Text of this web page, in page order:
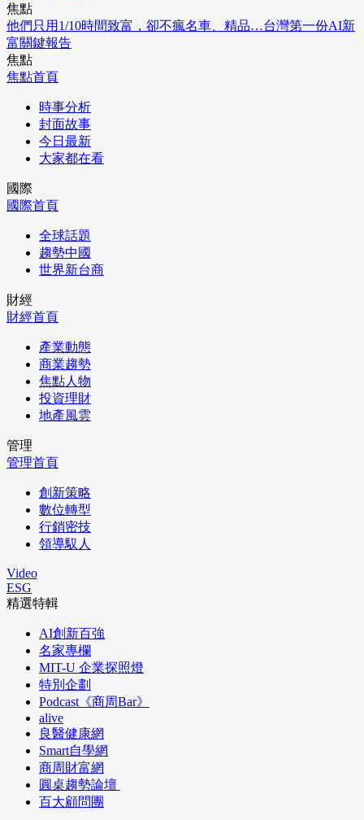
焦點
他們只用1/10時間致富，卻不瘋名車、精品…台灣第一份AI新
富關鍵報告
焦點
焦點首頁
時事分析
封面故事
今日最新
大家都在看
國際
國際首頁
全球話題
趨勢中國
世界新台商
財經
財經首頁
產業動態
商業趨勢
焦點人物
投資理財
地產風雲
管理
管理首頁
創新策略
數位轉型
行銷密技
領導馭人
Video
ESG
精選特輯
AI創新百強
名家專欄
MIT-U 企業探照燈
特別企劃
Podcast《商周Bar》
alive
良醫健康網
Smart自學網
商周財富網
圓桌趨勢論壇
百大顧問團